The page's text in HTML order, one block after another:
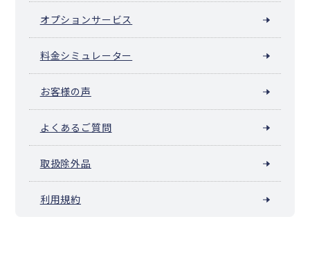
オプションサービス
料金シミュレーター
お客様の声
よくあるご質問
取扱除外品
利用規約